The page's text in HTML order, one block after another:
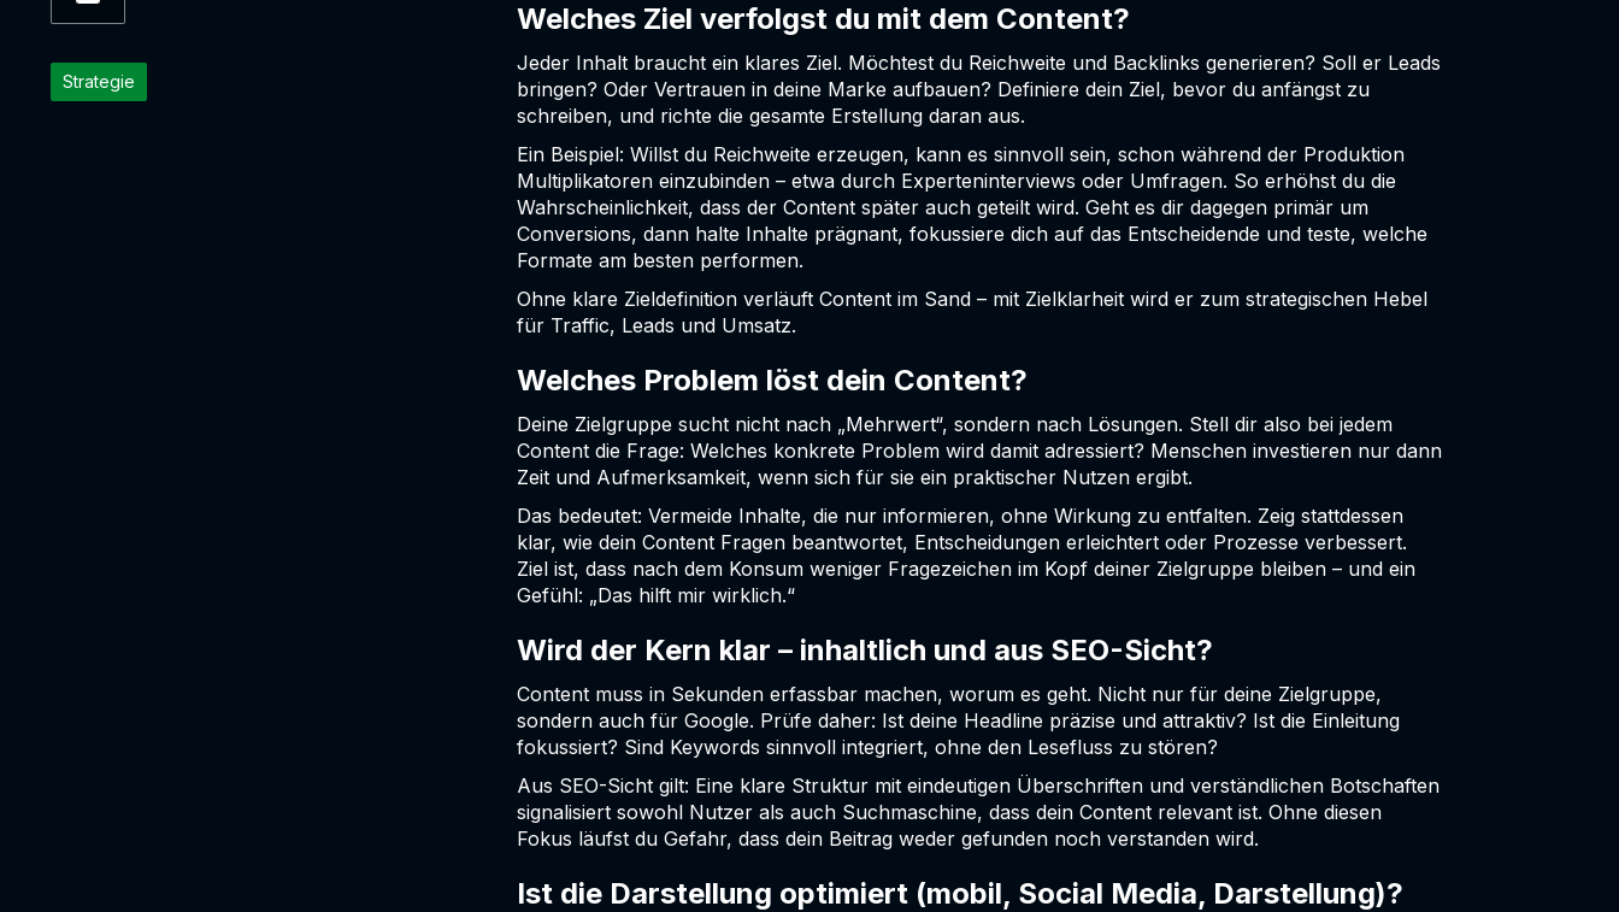
Strategie
Welches Ziel verfolgst du mit dem Content?
Jeder Inhalt braucht ein klares Ziel. Möchtest du Reichweite und Backlinks generieren? Soll er Leads
bringen? Oder Vertrauen in deine Marke aufbauen? Definiere dein Ziel, bevor du anfängst zu
schreiben, und richte die gesamte Erstellung daran aus.
Ein Beispiel: Willst du Reichweite erzeugen, kann es sinnvoll sein, schon während der Produktion
Multiplikatoren einzubinden – etwa durch Experteninterviews oder Umfragen. So erhöhst du die
Wahrscheinlichkeit, dass der Content später auch geteilt wird. Geht es dir dagegen primär um
Conversions, dann halte Inhalte prägnant, fokussiere dich auf das Entscheidende und teste, welche
Formate am besten performen.
Ohne klare Zieldefinition verläuft Content im Sand – mit Zielklarheit wird er zum strategischen Hebel
für Traffic, Leads und Umsatz.
Welches Problem löst dein Content?
Deine Zielgruppe sucht nicht nach „Mehrwert“, sondern nach Lösungen. Stell dir also bei jedem
Content die Frage: Welches konkrete Problem wird damit adressiert? Menschen investieren nur dann
Zeit und Aufmerksamkeit, wenn sich für sie ein praktischer Nutzen ergibt.
Das bedeutet: Vermeide Inhalte, die nur informieren, ohne Wirkung zu entfalten. Zeig stattdessen
klar, wie dein Content Fragen beantwortet, Entscheidungen erleichtert oder Prozesse verbessert.
Ziel ist, dass nach dem Konsum weniger Fragezeichen im Kopf deiner Zielgruppe bleiben – und ein
Gefühl: „Das hilft mir wirklich.“
Wird der Kern klar – inhaltlich und aus SEO-Sicht?
Content muss in Sekunden erfassbar machen, worum es geht. Nicht nur für deine Zielgruppe,
sondern auch für Google. Prüfe daher: Ist deine Headline präzise und attraktiv? Ist die Einleitung
fokussiert? Sind Keywords sinnvoll integriert, ohne den Lesefluss zu stören?
Aus SEO-Sicht gilt: Eine klare Struktur mit eindeutigen Überschriften und verständlichen Botschaften
signalisiert sowohl Nutzer als auch Suchmaschine, dass dein Content relevant ist. Ohne diesen
Fokus läufst du Gefahr, dass dein Beitrag weder gefunden noch verstanden wird.
Ist die Darstellung optimiert (mobil, Social Media, Darstellung)?